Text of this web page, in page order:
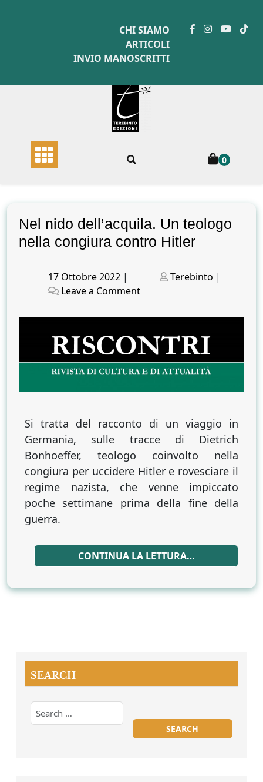
CHI SIAMO
ARTICOLI
INVIO MANOSCRITTI
0
Nel nido dell’acquila. Un teologo
nella congiura contro Hitler
Posted
on
17 Ottobre 2022 |
Posted
Terebinto |
Leave a Commenton
nido
dell’acquila.
Un
teologo
nella
congiura
Hitler
Si tratta del racconto di un viaggio in
Germania, sulle tracce di Dietrich
Bonhoeffer, teologo coinvolto nella
congiura per uccidere Hitler e rovesciare il
regime nazista, che venne impiccato
poche settimane prima della fine della
guerra.
CONTINUA LA LETTURA…
SEARCH